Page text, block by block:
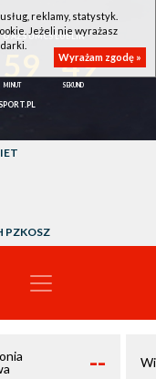
AZS UMCS LUBLIN
48
PZKOSZ
--
reklamy, statystyk.
Jeżeli nie wyrażasz
Wyrażam zgodę »